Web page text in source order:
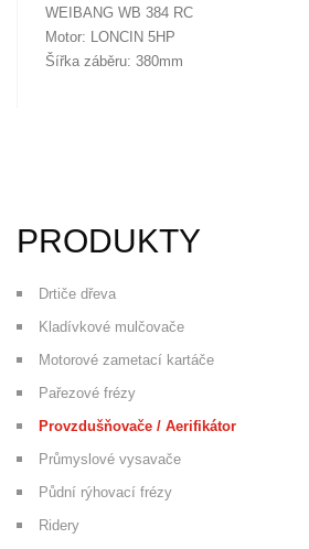
WEIBANG WB 384 RC
Motor: LONCIN 5HP
Šířka záběru: 380mm
PRODUKTY
Drtiče dřeva
Kladívkové mulčovače
Motorové zametací kartáče
Pařezové frézy
Provzdušňovače / Aerifikátor
Průmyslové vysavače
Půdní rýhovací frézy
Ridery